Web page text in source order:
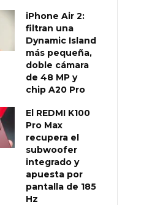
iPhone Air 2:
filtran una
Dynamic Island
más pequeña,
doble cámara
de 48 MP y
chip A20 Pro
El REDMI K100
Pro Max
recupera el
subwoofer
integrado y
apuesta por
pantalla de 185
Hz